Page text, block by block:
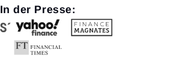
In der Presse: